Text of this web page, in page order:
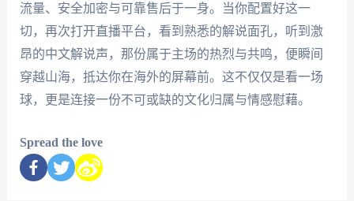
流量、安全加密与可靠售后于一身。当你配置好这一
切，再次打开直播平台，看到熟悉的解说面孔，听到激
昂的中文解说声，那份属于主场的热烈与共鸣，便瞬间
穿越山海，抵达你在海外的屏幕前。这不仅仅是看一场
球，更是连接一份不可或缺的文化归属与情感慰藉。
Spread the love